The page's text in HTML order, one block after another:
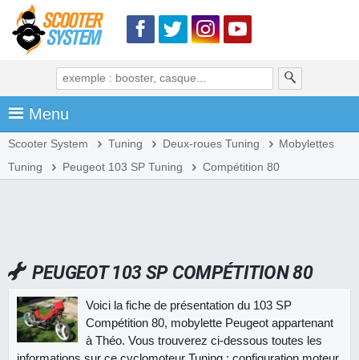
Menu
Scooter System Tuning Deux-roues Tuning
Mobylettes
Tuning
Peugeot 103 SP Tuning Compétition 80
PEUGEOT 103 SP COMPÉTITION 80
Voici la fiche de présentation du 103 SP
Compétition 80, mobylette Peugeot appartenant
à Théo. Vous trouverez ci-dessous toutes les